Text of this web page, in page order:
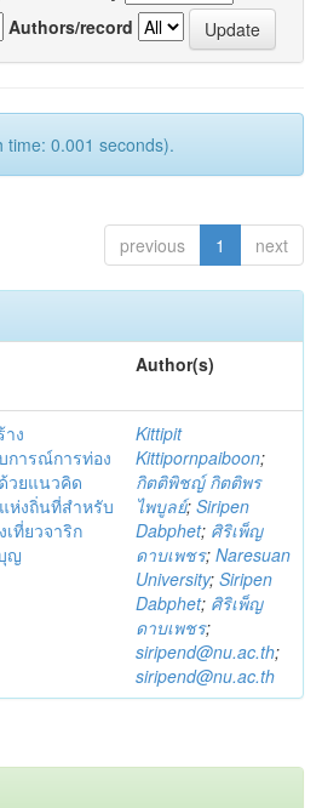
Authors/record
time: 0.001 seconds).
previous 1 next
Author(s)
าง
การณ์การท่อง
วยแนวคิด
ห่งถิ่นที่สำหรับ
เที่ยวจาริก
ญ
Kittipit
Kittipornpaiboon;
กิตติพิชญ์ กิตติพร
ไพบูลย์; Siripen
Dabphet; ศิริเพ็ญ
ดาบเพชร; Naresuan
University; Siripen
Dabphet; ศิริเพ็ญ
ดาบเพชร;
siripend@nu.ac.th;
siripend@nu.ac.th